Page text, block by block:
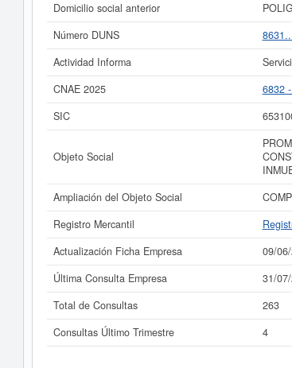
Si está interesado en conocer más datos de la
este Informe ampliado
de COMERCIAL
La última
Domicilio social anterior
Número DUNS
Actividad Informa
CNAE 2025
6832
SIC
Objeto Social
Ampliación del Objeto Social
Registro Mercantil
Actualización Ficha Empresa
09/
Última Consulta Empresa
31/
Total de Consultas
263
Consultas Último Trimestre
4